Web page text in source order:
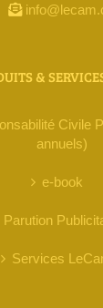
&
Civile
annuels)
e-book
Parution
Services